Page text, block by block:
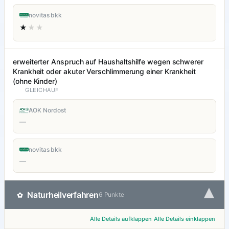
novitas bkk
★ ★★
erweiterter Anspruch auf Haushaltshilfe wegen schwerer
Krankheit oder akuter Verschlimmerung einer Krankheit
(ohne Kinder)
GLEICHAUF
AOK Nordost
—
novitas bkk
—
✿ Naturheilverfahren6 Punkte ▾
Alle Details aufklappen Alle Details einklappen